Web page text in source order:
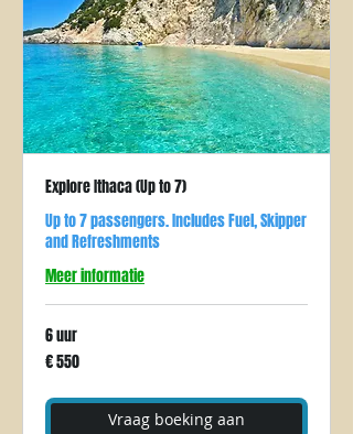
Explore Ithaca (Up to 7)
Up to 7 passengers. Includes Fuel, Skipper
and Refreshments
Meer informatie
6 uur
550
euro
€ 550
Vraag boeking aan